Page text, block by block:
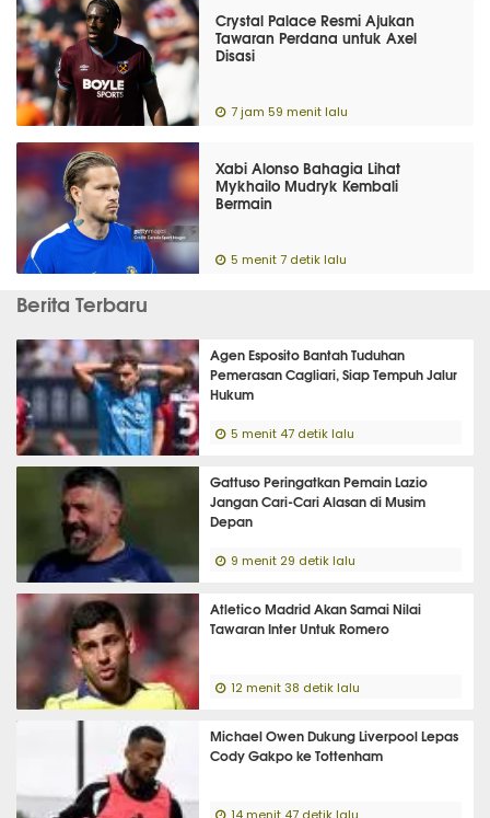
Crystal Palace Resmi Ajukan
Tawaran Perdana untuk Axel
Disasi
7 jam 59 menit lalu
Xabi Alonso Bahagia Lihat
Mykhailo Mudryk Kembali
Bermain
5 menit 7 detik lalu
Berita Terbaru
Agen Esposito Bantah Tuduhan
Pemerasan Cagliari, Siap Tempuh Jalur
Hukum
5 menit 47 detik lalu
Gattuso Peringatkan Pemain Lazio
Jangan Cari-Cari Alasan di Musim
Depan
9 menit 29 detik lalu
Atletico Madrid Akan Samai Nilai
Tawaran Inter Untuk Romero
12 menit 38 detik lalu
Michael Owen Dukung Liverpool Lepas
Cody Gakpo ke Tottenham
14 menit 47 detik lalu